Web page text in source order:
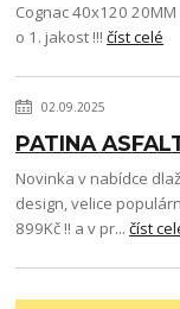
Cognac 40x120
o 1. jakost !!!číst celé
02.09.2025
PATINA
Novinka v nabídce
design, velice
899Kč !! a v pr...číst